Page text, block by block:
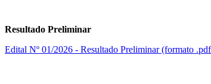
Resultado Preliminar
Edital Nº 01/2026 - Resultado Preliminar (formato